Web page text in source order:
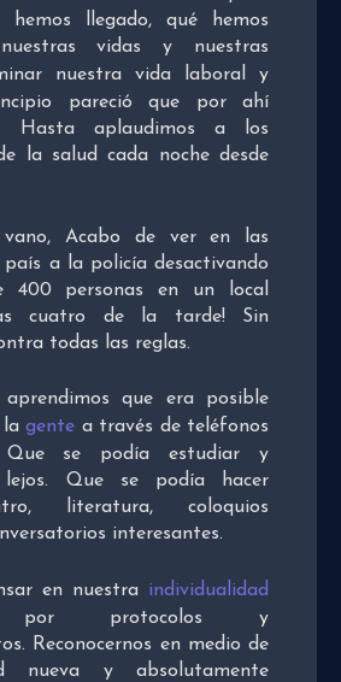
hemos llegado, qué hemos
vidas y nuestras
nuestra vida laboral y
pareció que por ahí
Hasta aplaudimos a los
la salud cada noche desde
Acabo de ver en las
a la policía desactivando
400 personas en un local
cuatro de la tarde! Sin
todas las reglas.
aprendimos que era posible
la gente a través de teléfonos
Que se podía estudiar y
Que se podía hacer
literatura, coloquios
interesantes.
en nuestra individualidad
por protocolos y
Reconocernos en medio de
nueva y absolutamente